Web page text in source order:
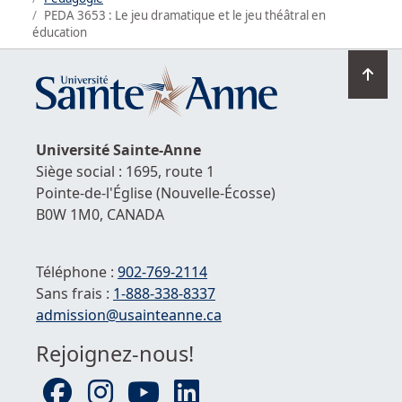
PEDA 3653 : Le jeu dramatique et le jeu théâtral en
éducation
en
UniversitéSainte-Anne
Siège social : 1695, route 1
Pointe-de-l'Église(Nouvelle-Écosse)
B0W 1M0, CANADA
Téléphone : 902-769-2114
Sans frais : 1-888-338-8337
Courriel :
admission@usainteanne.ca
Rejoignez-nous!